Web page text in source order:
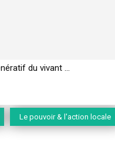
à devenir des alliées du
Le pouvoir & l'action locale